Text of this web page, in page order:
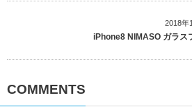
2018年
iPhone8 NIMASO ガラス
COMMENTS